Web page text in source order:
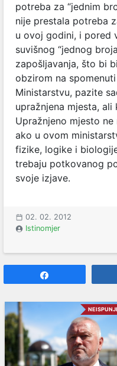
potreba za “jednim
nije prestala potreba
u ovoj godini, i pored
suvišnog “jednog
zapošljavanja, što bi
obzirom na
Ministarstvu, pazite
upražnjena mjesta, ali
Upražnjeno mjesto
ako u ovom
fizike, logike i
trebaju potkovanog
svoje izjave.
02. 02. 2012
Istinomjer